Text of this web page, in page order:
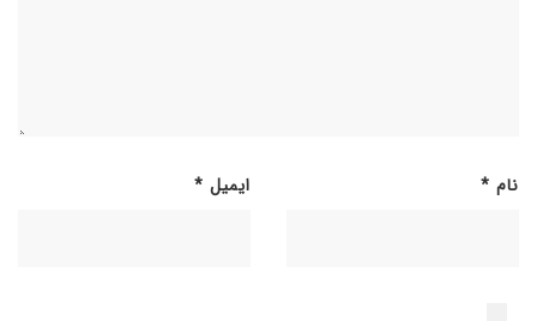
نام * ایمیل *